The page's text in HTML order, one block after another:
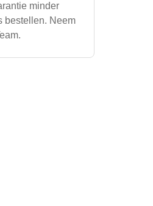
minder
bestellen. Neem